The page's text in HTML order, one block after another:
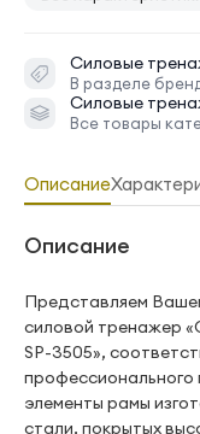
Силовые
В разделе
Силовые
Все товары
Описание
Описание
Представляем
силовой тренажер
SP-3505»,
профессионального
элементы рамы
стали, покрытых